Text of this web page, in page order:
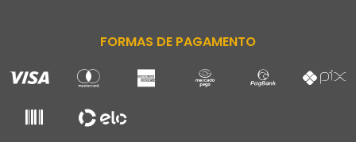
FORMAS DE PAGAMENTO